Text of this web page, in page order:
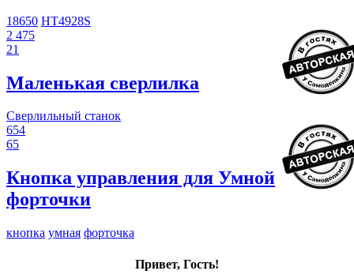
18650 HT4928S
2 475
21
Маленькая сверлилка
Сверлильный станок
654
65
Кнопка управления для Умной
форточки
кнопка умная форточка
Привет, Гость!